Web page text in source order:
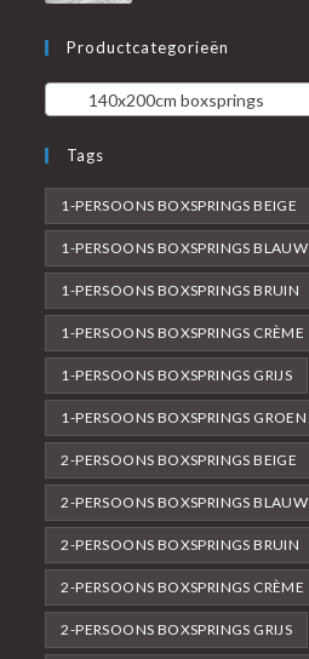
Productcategorieën
140x200cm boxsprings
Tags
1-PERSOONS BOXSPRINGS BEIGE
1-PERSOONS BOXSPRINGS BLAUW
1-PERSOONS BOXSPRINGS BRUIN
1-PERSOONS BOXSPRINGS CRÈME
1-PERSOONS BOXSPRINGS GRIJS
1-PERSOONS BOXSPRINGS GROEN
2-PERSOONS BOXSPRINGS BEIGE
2-PERSOONS BOXSPRINGS BLAUW
2-PERSOONS BOXSPRINGS BRUIN
2-PERSOONS BOXSPRINGS CRÈME
2-PERSOONS BOXSPRINGS GRIJS